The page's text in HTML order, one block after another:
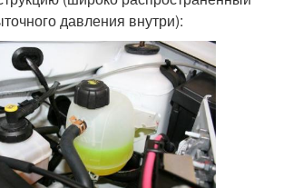
давления внутри):